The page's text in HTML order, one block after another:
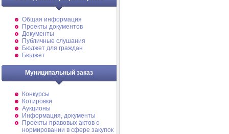
Общая информация
Проекты документов
Документы
Публичные слушания
Бюджет для граждан
Бюджет
Муниципальный заказ
Конкурсы
Котировки
Аукционы
Информация, документы
Проекты правовых актов о
нормировании в сфере закупок